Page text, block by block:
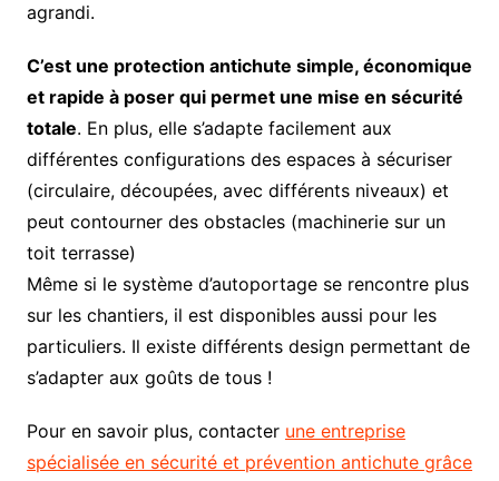
agrandi.
C’est une protection antichute simple, économique
et rapide à poser qui permet une mise en sécurité
totale. En plus, elle s’adapte facilement aux
différentes configurations des espaces à sécuriser
(circulaire, découpées, avec différents niveaux) et
peut contourner des obstacles (machinerie sur un
toit terrasse)
Même si le système d’autoportage se rencontre plus
sur les chantiers, il est disponibles aussi pour les
particuliers. Il existe différents design permettant de
s’adapter aux goûts de tous !
Pour en savoir plus, contacter une entreprise
spécialisée en sécurité et prévention antichute grâce